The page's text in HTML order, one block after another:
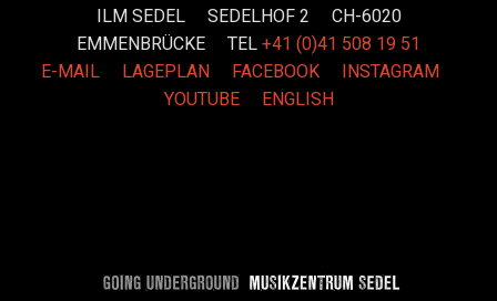
ILM SEDEL SEDELHOF 2 CH-6020
EMMENBRÜCKE TEL+41 (0)41 508 19 51
E-MAIL
LAGEPLAN FACEBOOK
INSTAGRAM
YOUTUBE
ENGLISH